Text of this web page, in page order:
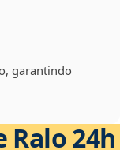
garantindo
24h